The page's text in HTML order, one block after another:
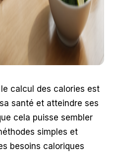
calcul des calories est
santé et atteindre ses
cela puisse sembler
simples et
besoins caloriques